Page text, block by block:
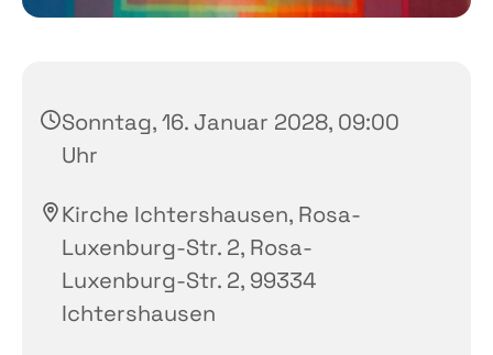
Sonntag, 16. Januar 2028, 09:00
Uhr
Kirche Ichtershausen, Rosa-
Luxenburg-Str. 2, Rosa-
Luxenburg-Str. 2, 99334
Ichtershausen